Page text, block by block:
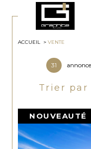
ACCUEIL VENTE
31
Trier par
NOUVEAUTÉ